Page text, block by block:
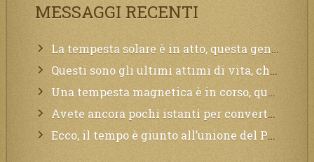
MESSAGGI RECENTI
La tempesta solare è in atto, questa generazione soffrirà molto, la Terra arderà, l’acqua sarà contaminata, il cibo non sarà più nelle vostre mense.
Questi sono gli ultimi attimi di vita, chi si vuole salvare Mi chiami in suo aiuto.
Una tempesta magnetica è in corso, questa generazione patirà. Il black out non tarderà ad arrivare e tutta la Terra sarà oscurata.
Avete ancora pochi istanti per convertirvi, non perdete tempo, la sciagura arriverà all’improvviso e per chi non si sarà preparato saranno dolori.
Ecco, il tempo è giunto all’unione del Padre con il figlio, non avete che da attendere pochissimo.